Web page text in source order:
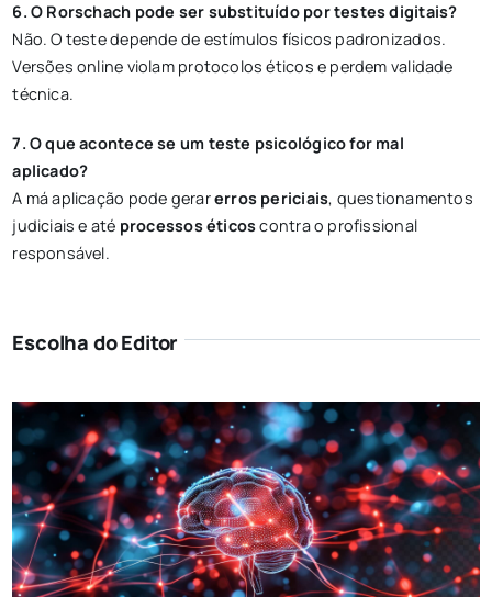
6. O Rorschach pode ser substituído por testes digitais?
Não. O teste depende de estímulos físicos padronizados.
Versões online violam protocolos éticos e perdem validade
técnica.
7. O que acontece se um teste psicológico for mal
aplicado?
A má aplicação pode gerarerros periciais, questionamentos
judiciais e até processos éticoscontra o profissional
responsável.
Escolha do Editor